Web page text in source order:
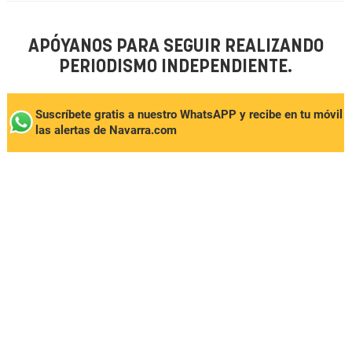
APÓYANOS PARA SEGUIR REALIZANDO
PERIODISMO INDEPENDIENTE.
Suscríbete gratis a nuestro WhatsAPP y recibe en tu móvil
las alertas de Navarra.com